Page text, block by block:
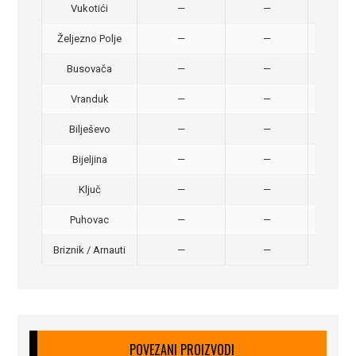
Vukotići — —
Željezno Polje — —
Busovača — —
Vranduk — —
Bilješevo — —
Bijeljina — —
Ključ — —
Puhovac — —
Briznik / Arnauti — —
POVEZANI PROIZVODI